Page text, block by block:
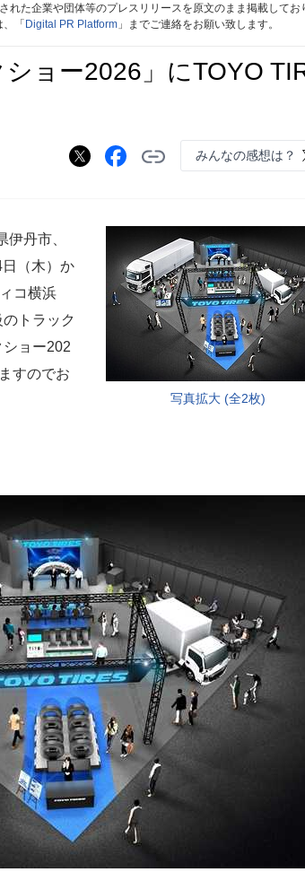
れた企業や団体等のプレスリリースを原文のまま掲載してお
、「Digital PR Platform 」までご連絡をお願い致します。
ショー2026」にTOYO
みんなの感想は？
写真拡大 (全2枚)
丹市、
（木）か
コ横浜
トラック
ョー202
すのでお